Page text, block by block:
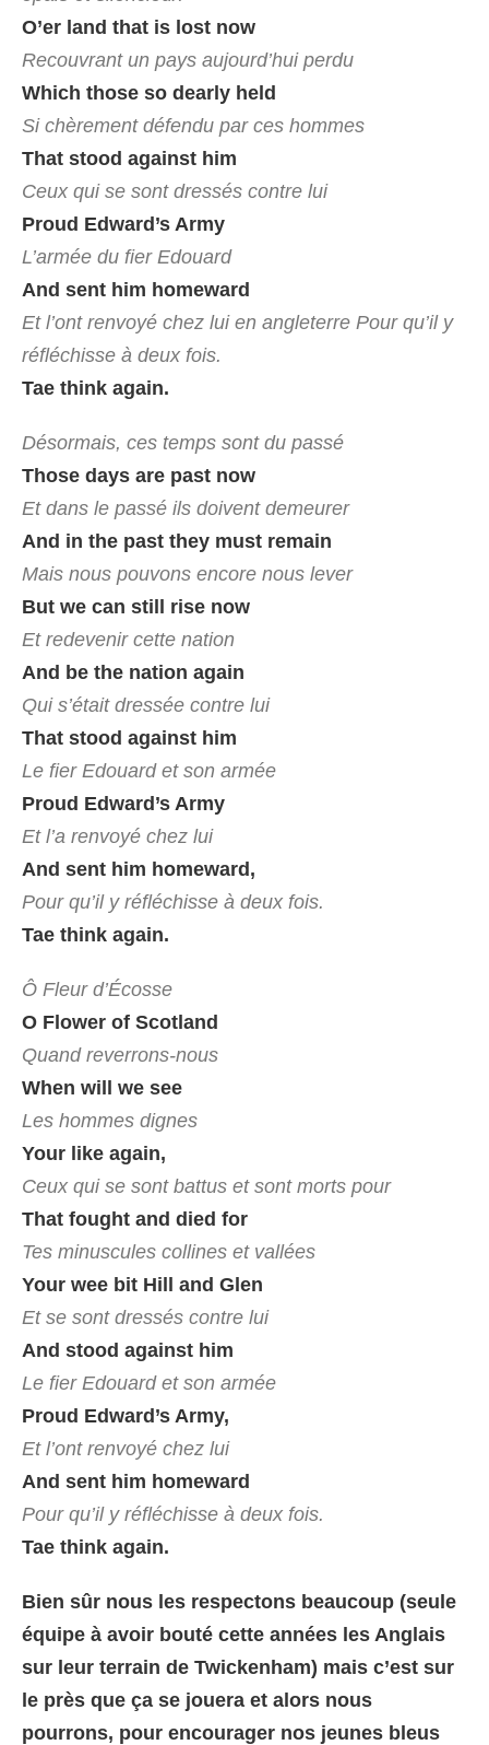
O’er land that is lost now
Recouvrant un pays aujourd’hui perdu
Which those so dearly held
Si chèrement défendu par ces hommes
That stood against him
Ceux qui se sont dressés contre lui
Proud Edward’s Army
L’armée du fier Edouard
And sent him homeward
Et l’ont renvoyé chez lui en angleterre Pour qu’il y
réfléchisse à deux fois.
Tae think again.
Désormais, ces temps sont du passé
Those days are past now
Et dans le passé ils doivent demeurer
And in the past they must remain
Mais nous pouvons encore nous lever
But we can still rise now
Et redevenir cette nation
And be the nation again
Qui s’était dressée contre lui
That stood against him
Le fier Edouard et son armée
Proud Edward’s Army
Et l’a renvoyé chez lui
And sent him homeward,
Pour qu’il y réfléchisse à deux fois.
Tae think again.
Ô Fleur d’Écosse
O Flower of Scotland
Quand reverrons-nous
When will we see
Les hommes dignes
Your like again,
Ceux qui se sont battus et sont morts pour
That fought and died for
Tes minuscules collines et vallées
Your wee bit Hill and Glen
Et se sont dressés contre lui
And stood against him
Le fier Edouard et son armée
Proud Edward’s Army,
Et l’ont renvoyé chez lui
And sent him homeward
Pour qu’il y réfléchisse à deux fois.
Tae think again.
Bien sûr nous les respectons beaucoup (seule
équipe à avoir bouté cette années les Anglais
sur leur terrain de Twickenham) mais c’est sur
le près que ça se jouera et alors nous
pourrons, pour encourager nos jeunes bleus